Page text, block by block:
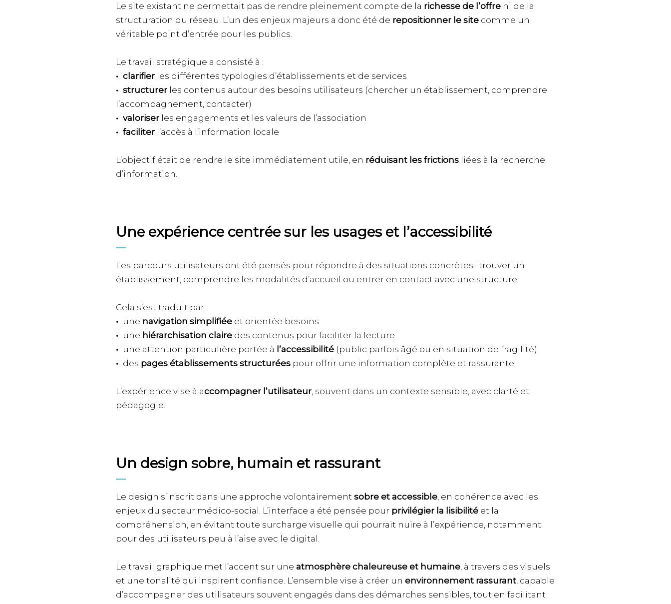
Le site existant ne permettait pas de rendre pleinement compte de la richesse de l’offre ni de la
structuration du réseau. L’un des enjeux majeurs a donc été de repositionner le site comme un
véritable point d’entrée pour les publics.
Le travail stratégique a consisté à :
clarifier les différentes typologies d’établissements et de services
structurer les contenus autour des besoins utilisateurs (chercher un établissement, comprendre
l’accompagnement, contacter)
valoriser les engagements et les valeurs de l’association
faciliter l’accès à l’information locale
L’objectif était de rendre le site immédiatement utile, en réduisant les frictions liées à la recherche
d’information.
Une expérience centrée sur les usages et l’accessibilité
Les parcours utilisateurs ont été pensés pour répondre à des situations concrètes : trouver un
établissement, comprendre les modalités d’accueil ou entrer en contact avec une structure.
Cela s’est traduit par :
une navigation simplifiée et orientée besoins
une hiérarchisation claire des contenus pour faciliter la lecture
une attention particulière portée à l’accessibilité (public parfois âgé ou en situation de fragilité)
des pages établissements structurées pour offrir une information complète et rassurante
L’expérience vise à accompagner l’utilisateur , souvent dans un contexte sensible, avec clarté et
pédagogie.
Un design sobre, humain et rassurant
Le design s’inscrit dans une approche volontairement sobre et accessible , en cohérence avec les
enjeux du secteur médico-social. L’interface a été pensée pour privilégier la lisibilité et la
compréhension, en évitant toute surcharge visuelle qui pourrait nuire à l’expérience, notamment
pour des utilisateurs peu à l’aise avec le digital.
Le travail graphique met l’accent sur une atmosphère chaleureuse et humaine , à travers des visuels
et une tonalité qui inspirent confiance. L’ensemble vise à créer un environnement rassurant , capable
d’accompagner des utilisateurs souvent engagés dans des démarches sensibles, tout en facilitant